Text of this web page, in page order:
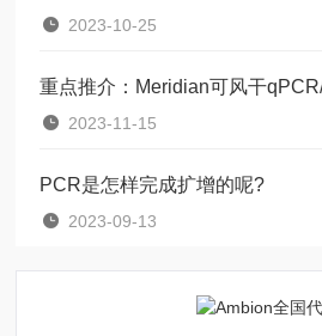
2023-10-25
2023-11-15
PCR是怎样完成扩增的呢?
2023-09-13